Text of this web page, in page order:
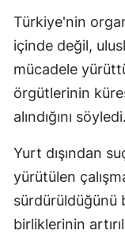
Türkiye'nin
içinde değil,
mücadele
örgütlerinin
alındığını söyledi.
Yurt dışından
yürütülen
sürdürüldüğünü
birliklerinin